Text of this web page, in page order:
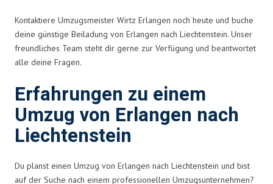
Kontaktiere Umzugsmeister Wirtz Erlangen noch heute und buche
deine günstige Beiladung von Erlangen nach Liechtenstein. Unser
freundliches Team steht dir gerne zur Verfügung und beantwortet
alle deine Fragen.
Erfahrungen zu einem
Umzug von Erlangen nach
Liechtenstein
Du planst einen Umzug von Erlangen nach Liechtenstein und bist
auf der Suche nach einem professionellen Umzugsunternehmen?